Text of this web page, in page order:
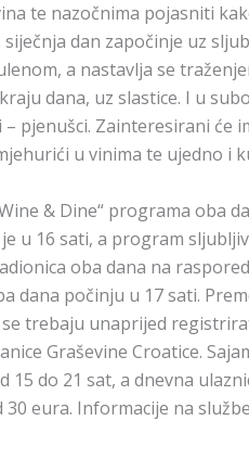
te nazočnima pojasniti
dan započinje uz
a nastavlja se
dana, uz slastice. I u
pjenušci. Zainteresirani će
u vinima te ujedno i
& Dine“ programa oba
u 16 sati, a program
oba dana na
dana počinju u 17 sati.
trebaju unaprijed
Graševine Croatice.
do 21 sat, a dnevna
eura. Informacije na